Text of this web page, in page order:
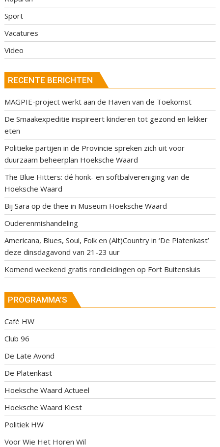
Sport
Vacatures
Video
RECENTE BERICHTEN
MAGPIE-project werkt aan de Haven van de Toekomst
De Smaakexpeditie inspireert kinderen tot gezond en lekker
eten
Politieke partijen in de Provincie spreken zich uit voor
duurzaam beheerplan Hoeksche Waard
The Blue Hitters: dé honk- en softbalvereniging van de
Hoeksche Waard
Bij Sara op de thee in Museum Hoeksche Waard
Ouderenmishandeling
Americana, Blues, Soul, Folk en (Alt)Country in ‘De Platenkast’
deze dinsdagavond van 21-23 uur
Komend weekend gratis rondleidingen op Fort Buitensluis
PROGRAMMA’S
Café HW
Club 96
De Late Avond
De Platenkast
Hoeksche Waard Actueel
Hoeksche Waard Kiest
Politiek HW
Voor Wie Het Horen Wil